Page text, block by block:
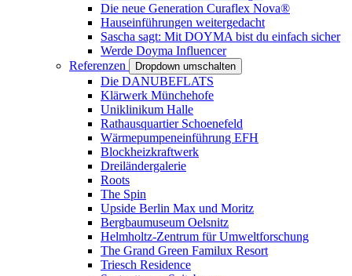
Die neue Generation Curaflex Nova®
Hauseinführungen weitergedacht
Sascha sagt: Mit DOYMA bist du einfach sicher
Werde Doyma Influencer
Referenzen
Dropdown umschalten
Die DANUBEFLATS
Klärwerk Münchehofe
Uniklinikum Halle
Rathausquartier Schoenefeld
Wärmepumpeneinführung EFH
Blockheizkraftwerk
Dreiländergalerie
Roots
The Spin
Upside Berlin Max und Moritz
Bergbaumuseum Oelsnitz
Helmholtz-Zentrum für Umweltforschung
The Grand Green Familux Resort
Triesch Residence